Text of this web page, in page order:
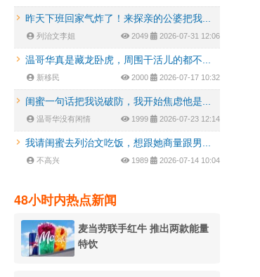
昨天下班回家气炸了！来探亲的公婆把我...
列治文李姐 2049 2026-07-31 12:06
温哥华真是藏龙卧虎，周围干活儿的都不...
新移民 2000 2026-07-17 10:32
闺蜜一句话把我说破防，我开始焦虑他是...
温哥华没有闲情 1999 2026-07-23 12:14
我请闺蜜去列治文吃饭，想跟她商量跟男...
不高兴 1989 2026-07-14 10:04
48小时内热点新闻
麦当劳联手红牛 推出两款能量
特饮